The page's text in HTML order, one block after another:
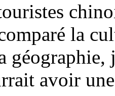
la
géographie,
avoir